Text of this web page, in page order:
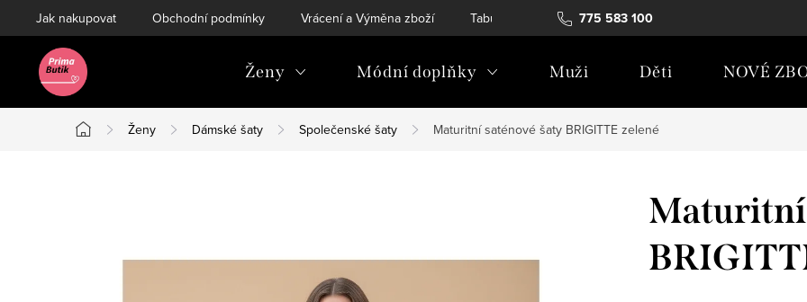
na
775 583 100
Jak nakupovat Obchodní podmínky Vrácení a Výměna zboží Tabulky velikostí Soubory Cookies
Ženy Módní doplňky Muži Děti NOVÉ
Domů
Ženy Dámské šaty Společenské šaty Maturitní saténové šaty BRIGITTE zelené
Maturitní